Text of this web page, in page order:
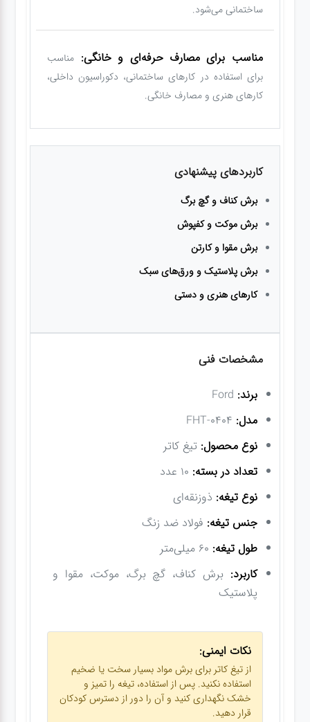
ساختمانی می‌شود.
مناسب برای مصارف حرفه‌ای و خانگی: مناسب
برای استفاده در کارهای ساختمانی، دکوراسیون داخلی،
کارهای هنری و مصارف خانگی.
کاربردهای پیشنهادی
برش کناف و گچ برگ
برش موکت و کفپوش
برش مقوا و کارتن
برش پلاستیک و ورق‌های سبک
کارهای هنری و دستی
مشخصات فنی
برند:
مدل:
نوع محصول: تیغ کاتر
تعداد در بسته:
نوع تیغه: ذوزنقه‌ای
جنس تیغه: فولاد ضد زنگ
طول تیغه:
کاربرد: برش کناف، گچ برگ، موکت، مقوا و
پلاستیک
نکات ایمنی:
از تیغ کاتر برای برش مواد بسیار سخت یا ضخیم
استفاده نکنید. پس از استفاده، تیغه را تمیز و
خشک نگهداری کنید و آن را دور از دسترس کودکان
قرار دهید.